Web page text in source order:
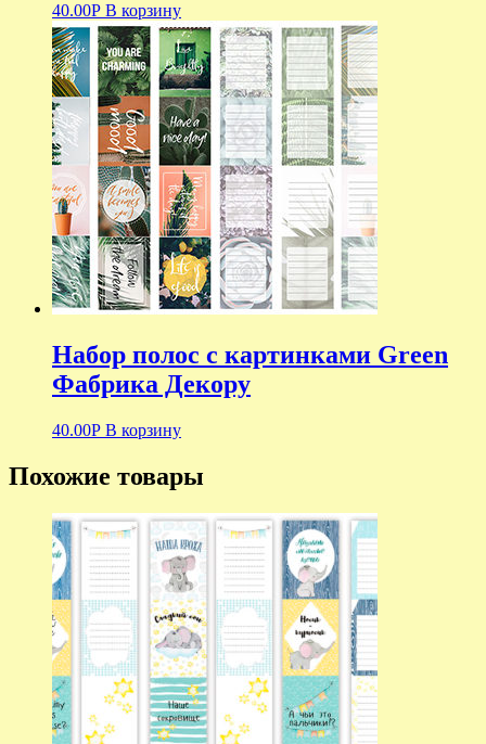
40.00Р В корзину
Набор полос с картинками Green
Фабрика Декору
40.00Р В корзину
Похожие товары